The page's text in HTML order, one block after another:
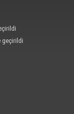
geçirildi